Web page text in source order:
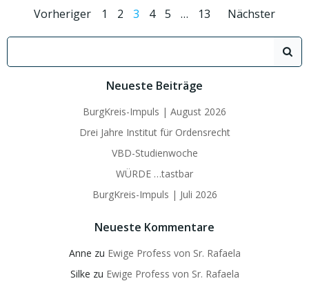
Posts
Vorheriger
Posts
Page
1 Page
2 Page
3 Page
4 Page
5 … Page
13
Posts
Nächster
for:
Neueste Beiträge
BurgKreis-Impuls | August 2026
Drei Jahre Institut für Ordensrecht
VBD-Studienwoche
WÜRDE …tastbar
BurgKreis-Impuls | Juli 2026
Neueste Kommentare
Anne zu Ewige Profess von Sr. Rafaela
Silke zu Ewige Profess von Sr. Rafaela